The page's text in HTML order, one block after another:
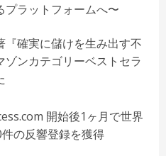
プラットフォームへ〜
確実に儲けを生み出す不
ンカテゴリーベストセラ
開始後1ヶ月で世界
の反響登録を獲得